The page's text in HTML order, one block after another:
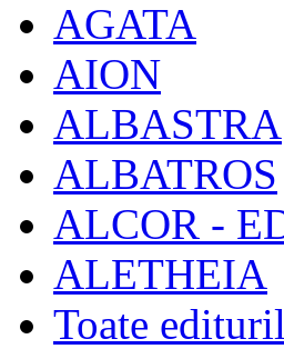
AGATA
AION
ALBASTRA
ALBATROS
ALCOR -
ALETHEIA
Toate